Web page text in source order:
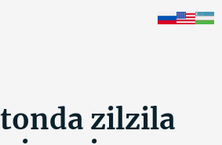
zilzila